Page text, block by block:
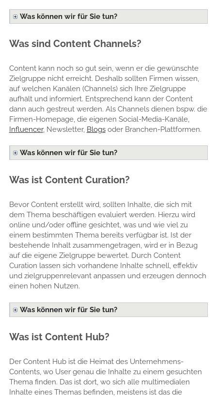
Was können wir für Sie tun?
Was sind Content Channels?
Content kann noch so gut sein, wenn er die gewünschte
Zielgruppe nicht erreicht. Deshalb sollten Firmen wissen,
auf welchen Kanälen (Channels) sich Ihre Zielgruppe
aufhält und informiert. Entsprechend kann der Content
dann auch gestreut werden. Als Channels dienen bspw. die
Firmen-Homepage, die eigenen Social-Media-Kanäle,
Influencer, Newsletter, Blogsoder Branchen-Plattformen.
Was können wir für Sie tun?
Was ist Content Curation?
Bevor Content erstellt wird, sollten Inhalte, die sich mit
dem Thema beschäftigen evaluiert werden. Hierzu wird
online und/oder offline gesichtet, was und wie viel zu
einem bestimmten Thema bereits verfügbar ist. Ist der
bestehende Inhalt zusammengetragen, wird er in Bezug
auf die eigene Zielgruppe bewertet. Durch Content
Curation lassen sich vorhandene Inhalte schnell, effektiv
und zielgruppenrelevant anpassen und erzeugen dennoch
einen hohen Nutzen.
Was können wir für Sie tun?
Was ist Content Hub?
Der Content Hub ist die Heimat des Unternehmens-
Contents, wo User genau die Inhalte zu einem gesuchten
Thema finden. Das ist dort, wo sich alle multimedialen
Inhalte eines Themas befinden, meistens ist das die